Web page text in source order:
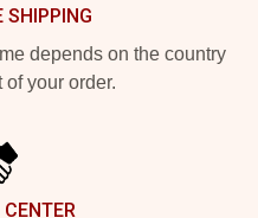
SHIPPING
depends on the country
your order.